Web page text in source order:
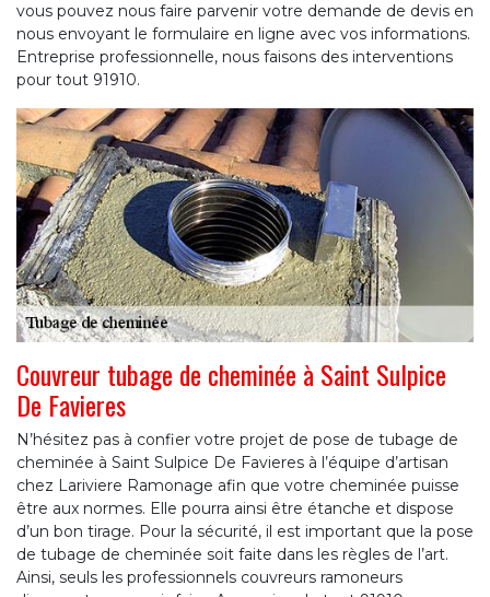
vous pouvez nous faire parvenir votre demande de devis en
nous envoyant le formulaire en ligne avec vos informations.
Entreprise professionnelle, nous faisons des interventions
pour tout 91910.
Couvreur tubage de cheminée à Saint Sulpice
De Favieres
N’hésitez pas à confier votre projet de pose de tubage de
cheminée à Saint Sulpice De Favieres à l’équipe d’artisan
chez Lariviere Ramonage afin que votre cheminée puisse
être aux normes. Elle pourra ainsi être étanche et dispose
d’un bon tirage. Pour la sécurité, il est important que la pose
de tubage de cheminée soit faite dans les règles de l’art.
Ainsi, seuls les professionnels couvreurs ramoneurs